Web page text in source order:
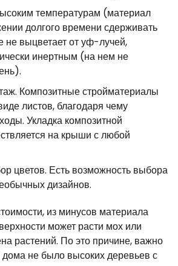
температурам (материал
долгого времени сдерживать
не выцветает от уф-лучей,
инертным (на нем не
Композитные стройматериалы
листов, благодаря чему
Укладка композитной
на крыши с любой
цветов. Есть возможность выбора
дизайнов.
из минусов материала
может расти мох или
растений. По это причине, важно
не было высоких деревьев с